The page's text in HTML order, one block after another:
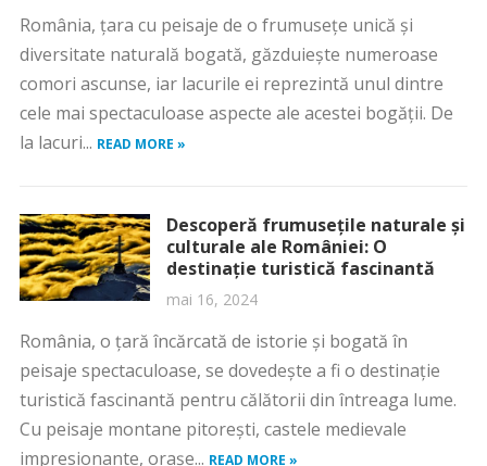
România, țara cu peisaje de o frumusețe unică și
diversitate naturală bogată, găzduiește numeroase
comori ascunse, iar lacurile ei reprezintă unul dintre
cele mai spectaculoase aspecte ale acestei bogății. De
la lacuri... READ MORE »
Descoperă frumusețile naturale și
culturale ale României: O
destinație turistică fascinantă
mai 16, 2024
România, o țară încărcată de istorie și bogată în
peisaje spectaculoase, se dovedește a fi o destinație
turistică fascinantă pentru călătorii din întreaga lume.
Cu peisaje montane pitorești, castele medievale
impresionante, orașe... READ MORE »